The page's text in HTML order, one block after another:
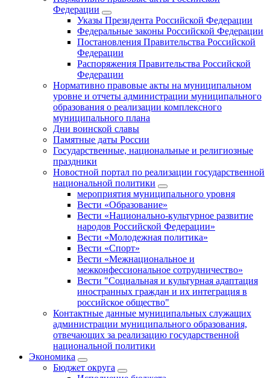
Федерации
Указы Президента Российской Федерации
Федеральные законы Российской Федерации
Постановления Правительства Российской
Федерации
Распоряжения Правительства Российской
Федерации
Нормативно правовые акты на муниципальном
уровне и отчеты администрации муниципального
образования о реализации комплексного
муниципального плана
Дни воинской славы
Памятные даты России
Государственные, национальные и религиозные
праздники
Новостной портал по реализации государственной
национальной политики
мероприятия муниципального уровня
Вести «Образование»
Вести «Национально-культурное развитие
народов Российской Федерации»
Вести «Молодежная политика»
Вести «Спорт»
Вести «Межнациональное и
межконфессиональное сотрудничество»
Вести "Социальная и культурная адаптация
иностранных граждан и их интеграция в
российское общество"
Контактные данные муниципальных служащих
администрации муниципального образования,
отвечающих за реализацию государственной
национальной политики
Экономика
Бюджет округa